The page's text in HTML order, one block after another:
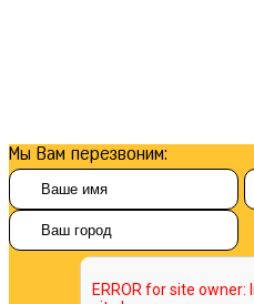
Мы Вам перезвоним: